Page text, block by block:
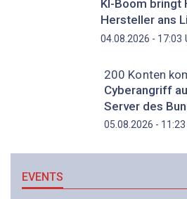
KI-Boom bringt
Hersteller ans
04.08.2026 - 17:03
200 Konten
Cyberangriff
Server des
05.08.2026 - 11:23
EVENTS